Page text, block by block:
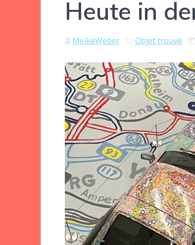
Heute in
MeikeWeber Objet trouvé